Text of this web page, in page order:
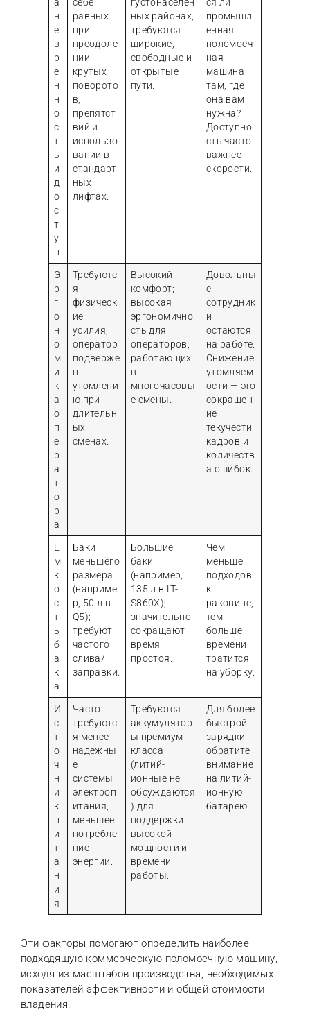
н
е
в
р
е
н
н
о
с
т
ь
и
д
о
с
т
у
п
равных
при
преодоле
нии
крутых
поворото
в,
препятст
вий и
использо
вании в
стандарт
ных
лифтах.
ных районах;
требуются
широкие,
свободные и
открытые
пути.
промышл
енная
поломоеч
ная
машина
там, где
она вам
нужна?
Доступно
сть часто
важнее
скорости.
Э
р
г
о
н
о
м
и
к
а
о
п
е
р
а
т
о
р
а
Требуютс
я
физическ
ие
усилия;
оператор
подверже
н
утомлени
ю при
длительн
ых
сменах.
Высокий
комфорт;
высокая
эргономично
сть для
операторов,
работающих
в
многочасовы
е смены.
Довольны
е
сотрудник
и
остаются
на работе.
Снижение
утомляем
ости — это
сокращен
ие
текучести
кадров и
количеств
а ошибок.
Е
м
к
о
с
т
ь
б
а
к
а
Баки
меньшего
размера
(наприме
р, 50 л в
Q5);
требуют
частого
слива/
заправки.
Большие
баки
(например,
135 л в LT-
S860X);
значительно
сокращают
время
простоя.
Чем
меньше
подходов
к
раковине,
тем
больше
времени
тратится
на уборку.
И
с
т
о
ч
н
и
к
п
и
т
а
н
и
я
Часто
требуютс
я менее
надежны
е
системы
электроп
итания;
меньшее
потребле
ние
энергии.
Требуются
аккумулятор
ы премиум-
класса
(литий-
ионные не
обсуждаются
) для
поддержки
высокой
мощности и
времени
работы.
Для более
быстрой
зарядки
обратите
внимание
на литий-
ионную
батарею.
Эти факторы помогают определить наиболее
подходящую коммерческую поломоечную машину,
исходя из масштабов производства, необходимых
показателей эффективности и общей стоимости
владения.